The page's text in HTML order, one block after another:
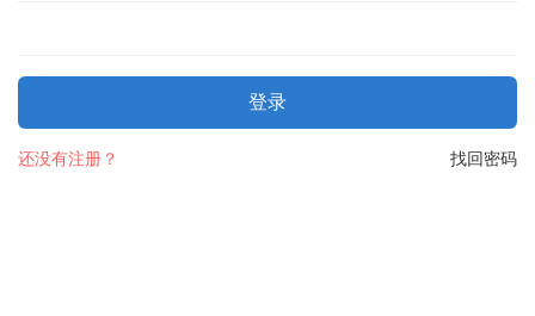
登录
找回密码
还没有注册？